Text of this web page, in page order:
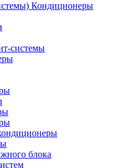
Кондиционеры
системы
блока